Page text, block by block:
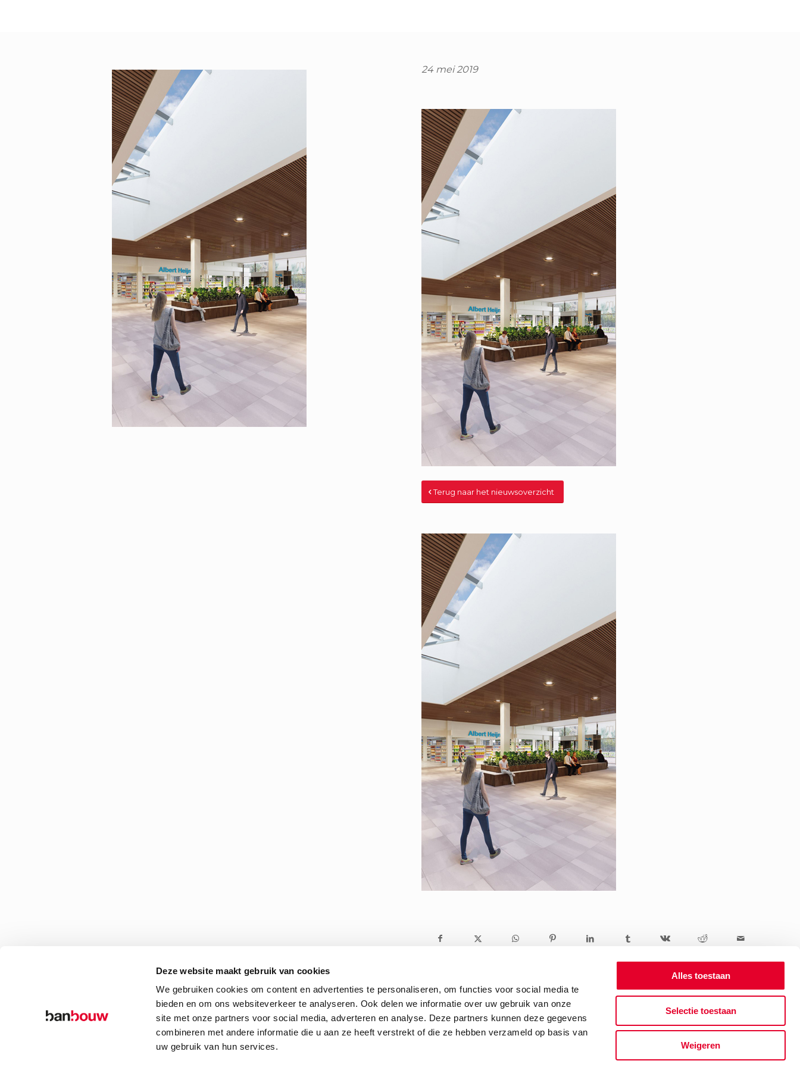
Deze website maakt gebruik van cookies
We gebruiken cookies om content en advertenties te personaliseren, om functies voor social media te
bieden en om ons websiteverkeer te analyseren. Ook delen we informatie over uw gebruik van onze
site met onze partners voor social media, adverteren en analyse. Deze partners kunnen deze gegevens
combineren met andere informatie die u aan ze heeft verstrekt of die ze hebben verzameld op basis van
uw gebruik van hun services.
Alles toestaan
Selectie toestaan
Weigeren
24 mei 2019
Terug naar het nieuwsoverzicht